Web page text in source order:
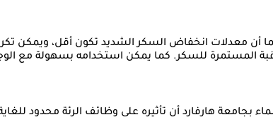
كما أن معدلات انخفاض السكر الشديد تكون أقل،
المستمرة للسكر. كما يمكن استخدامه بسهولة مع